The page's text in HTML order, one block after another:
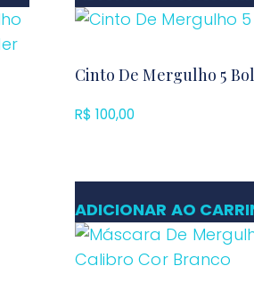
Cinto De Mergulho 5
R$ 100,00
ADICIONAR AO